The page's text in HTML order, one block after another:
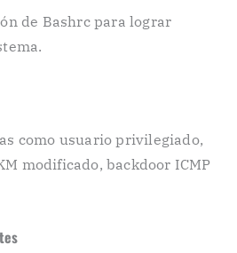
de Bashrc para lograr
como usuario privilegiado,
modificado, backdoor ICMP